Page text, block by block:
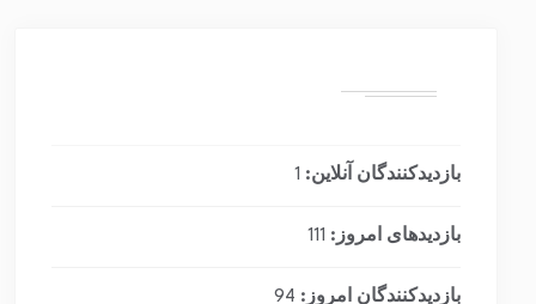
بازدیدکنندگان آنلاین: 1
بازدیدهای امروز: 111
بازدیدکنندگان امروز: 94